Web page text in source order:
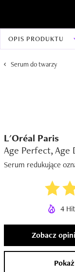
OPIS PRODUKTU
Serum do twarzy
L'Oréal Paris
Age Perfect, Age
Serum redukujące
4
Zobacz